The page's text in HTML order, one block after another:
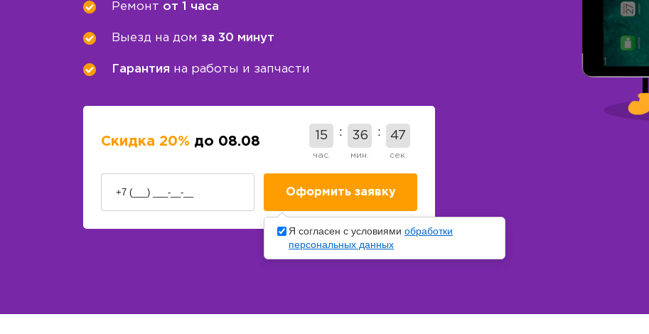
Ремонт от 1 часа
Выезд на дом за 30 минут
Гарантия на работы и запчасти
Скидка 20% до 08.08 15
час.
36
мин.
45
сек.
Я согласен с условиямиобработки
персональных данных